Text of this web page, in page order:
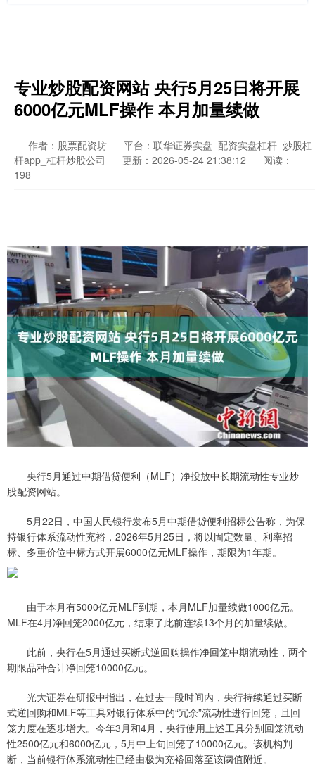
专业炒股配资网站 央行5月25日将开展
6000亿元MLF操作 本月加量续做
作者：股票配资坊
平台：联华证券实盘_配资实盘杠杆_炒股杠
杆app_杠杆炒股公司
更新：2026-05-24 21:38:12
阅读：
198
央行5月通过中期借贷便利（MLF）净投放中长期流动性专业炒
股配资网站。
5月22日，中国人民银行发布5月中期借贷便利招标公告称，为保
持银行体系流动性充裕，2026年5月25日，将以固定数量、利率招
标、多重价位中标方式开展6000亿元MLF操作，期限为1年期。
由于本月有5000亿元MLF到期，本月MLF加量续做1000亿元。
MLF在4月净回笼2000亿元，结束了此前连续13个月的加量续做。
此前，央行在5月通过买断式逆回购操作净回笼中期流动性，两个
期限品种合计净回笼10000亿元。
光大证券在研报中指出，在过去一段时间内，央行持续通过买断
式逆回购和MLF等工具对银行体系中的“冗余”流动性进行回笼，且回
笼力度在逐步增大。今年3月和4月，央行使用上述工具分别回笼流动
性2500亿元和6000亿元，5月中上旬回笼了10000亿元。该机构判
断，当前银行体系流动性已经由极为充裕回落至该阈值附近。